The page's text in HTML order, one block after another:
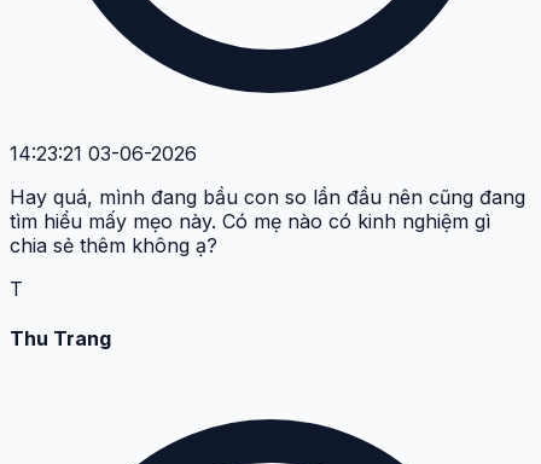
14:23:21 03-06-2026
Hay quá, mình đang bầu con so lần đầu nên cũng đang
tìm hiểu mấy mẹo này. Có mẹ nào có kinh nghiệm gì
chia sẻ thêm không ạ?
T
Thu Trang